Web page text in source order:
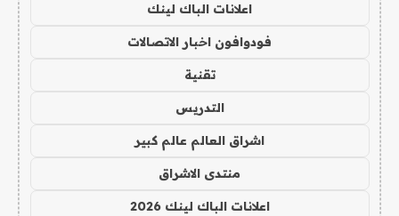
اعلانات الباك لينك
فودوافون اخبار الاتصالات
تقنية
التدريس
اشراق العالم عالم كبير
منتدى الاشراق
اعلانات الباك لينك 2026